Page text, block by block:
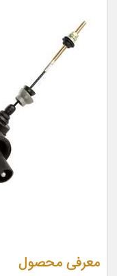
معرفی محصول